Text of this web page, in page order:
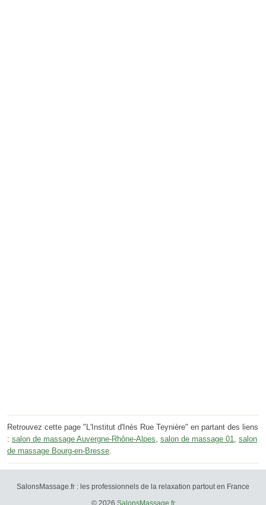
Retrouvez cette page "L'Institut d'Inès Rue Teynière" en partant des liens
: salon de massage Auvergne-Rhône-Alpes, salon de massage 01, salon
de massage Bourg-en-Bresse.
SalonsMassage.fr : les professionnels de la relaxation partout en France